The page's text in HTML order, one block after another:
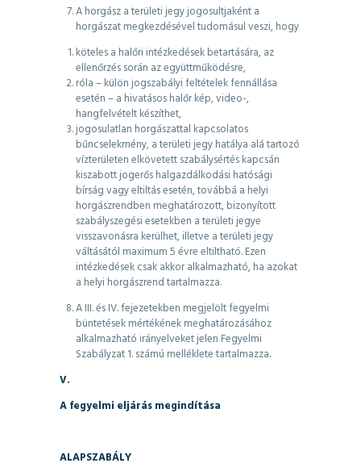
A horgász a területi jegy jogosultjaként a
horgászat megkezdésével tudomásul veszi, hogy
köteles a halőri intézkedések betartására, az
ellenőrzés során az együttműködésre,
róla – külön jogszabályi feltételek fennállása
esetén – a hivatásos halőr kép, video-,
hangfelvételt készíthet,
jogosulatlan horgászattal kapcsolatos
bűncselekmény, a területi jegy hatálya alá tartozó
vízterületen elkövetett szabálysértés kapcsán
kiszabott jogerős halgazdálkodási hatósági
bírság vagy eltiltás esetén, továbbá a helyi
horgászrendben meghatározott, bizonyított
szabályszegési esetekben a területi jegye
visszavonásra kerülhet, illetve a területi jegy
váltásától maximum 5 évre eltiltható. Ezen
intézkedések csak akkor alkalmazható, ha azokat
a helyi horgászrend tartalmazza.
A III. és IV. fejezetekben megjelölt fegyelmi
büntetések mértékének meghatározásához
alkalmazható irányelveket jelen Fegyelmi
Szabályzat 1. számú melléklete tartalmazza.
V.
A fegyelmi eljárás megindítása
ALAPSZABÁLY